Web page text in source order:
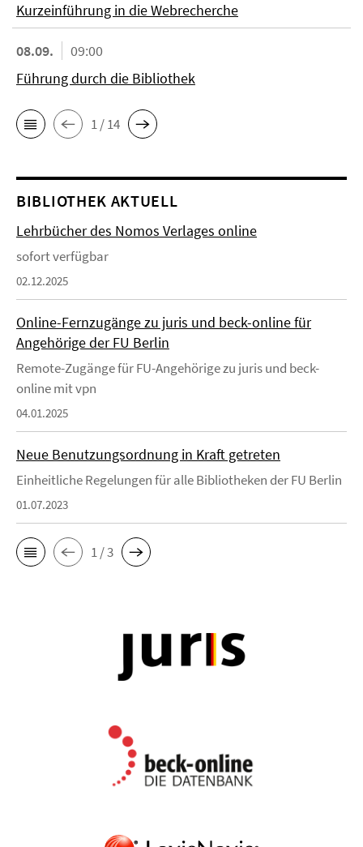
Kurzeinführung in die Webrecherche
08.09.
09:00
Führung durch die Bibliothek
1 / 14
BIBLIOTHEK AKTUELL
Lehrbücher des Nomos Verlages online
sofort verfügbar
02.12.2025
Online-Fernzugänge zu juris und beck-online für
Angehörige der FU Berlin
Remote-Zugänge für FU-Angehörige zu juris und beck-
online mit vpn
04.01.2025
Neue Benutzungsordnung in Kraft getreten
Einheitliche Regelungen für alle Bibliotheken der FU Berlin
01.07.2023
1 / 3